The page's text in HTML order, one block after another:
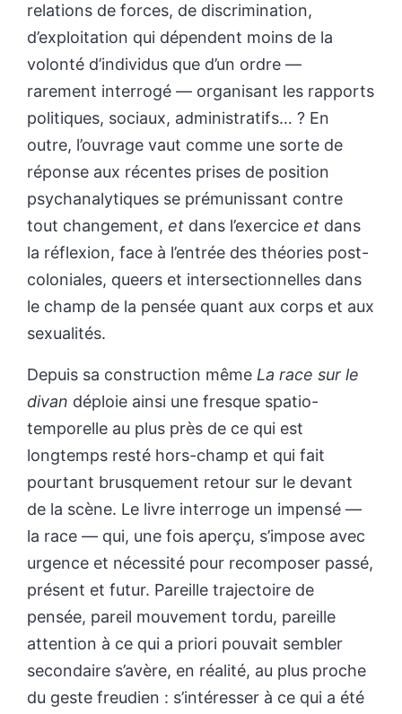
relations de forces, de discrimination,
d’exploitation qui dépendent moins de la
volonté d’individus que d’un ordre —
rarement interrogé — organisant les rapports
politiques, sociaux, administratifs… ? En
outre, l’ouvrage vaut comme une sorte de
réponse aux récentes prises de position
psychanalytiques se prémunissant contre
tout changement, et dans l’exercice et dans
la réflexion, face à l’entrée des théories post-
coloniales, queers et intersectionnelles dans
le champ de la pensée quant aux corps et aux
sexualités.
Depuis sa construction même La race sur le
divan déploie ainsi une fresque spatio-
temporelle au plus près de ce qui est
longtemps resté hors-champ et qui fait
pourtant brusquement retour sur le devant
de la scène. Le livre interroge un impensé —
la race — qui, une fois aperçu, s’impose avec
urgence et nécessité pour recomposer passé,
présent et futur. Pareille trajectoire de
pensée, pareil mouvement tordu, pareille
attention à ce qui a priori pouvait sembler
secondaire s’avère, en réalité, au plus proche
du geste freudien : s’intéresser à ce qui a été